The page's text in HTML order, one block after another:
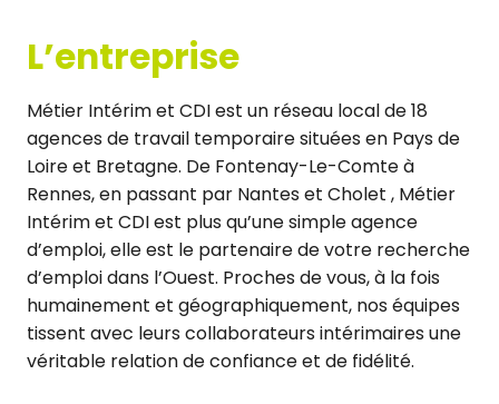
L’entreprise
Métier Intérim et CDI est un réseau local de 18
agences de travail temporaire situées en Pays de
Loire et Bretagne. De Fontenay-Le-Comte à
Rennes, en passant par Nantes et Cholet , Métier
Intérim et CDI est plus qu’une simple agence
d’emploi, elle est le partenaire de votre recherche
d’emploi dans l’Ouest. Proches de vous, à la fois
humainement et géographiquement, nos équipes
tissent avec leurs collaborateurs intérimaires une
véritable relation de confiance et de fidélité.